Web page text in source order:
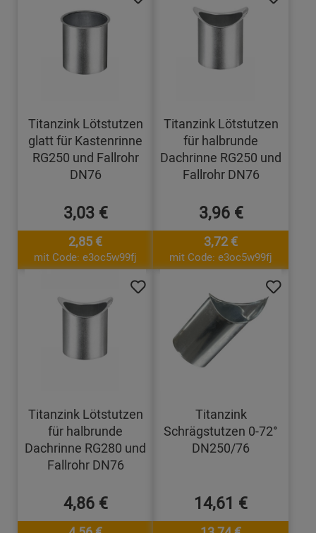
Titanzink Lötstutzen
glatt für Kastenrinne
RG250 und Fallrohr
DN76
3,03 €
2,85 €
mit Code: e3oc5w99fj
Titanzink Lötstutzen
für halbrunde
Dachrinne RG250 und
Fallrohr DN76
3,96 €
3,72 €
mit Code: e3oc5w99fj
Titanzink Lötstutzen
für halbrunde
Dachrinne RG280 und
Fallrohr DN76
4,86 €
Titanzink
Schrägstutzen 0-72°
DN250/76
14,61 €